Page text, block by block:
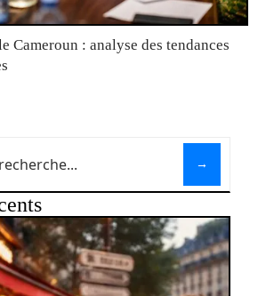
Cameroun : analyse des tendances